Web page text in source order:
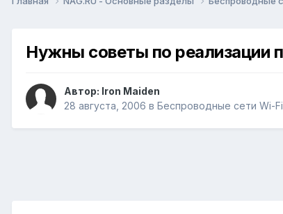
Нужны советы по реализации
Автор: Iron Maiden
28 августа, 2006 в Беспроводные сети Wi-